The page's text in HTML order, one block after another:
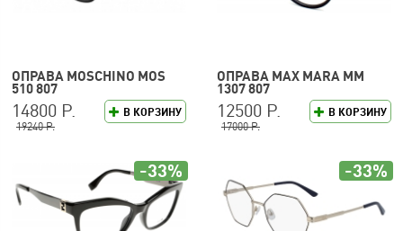
ОПРАВА MOSCHINO MOS
510 807
В КОРЗИНУ
14800 Р.
19240 Р.
ОПРАВА MAX MARA MM
1307 807
В КОРЗИНУ
12500 Р.
17000 Р.
-33% -33%